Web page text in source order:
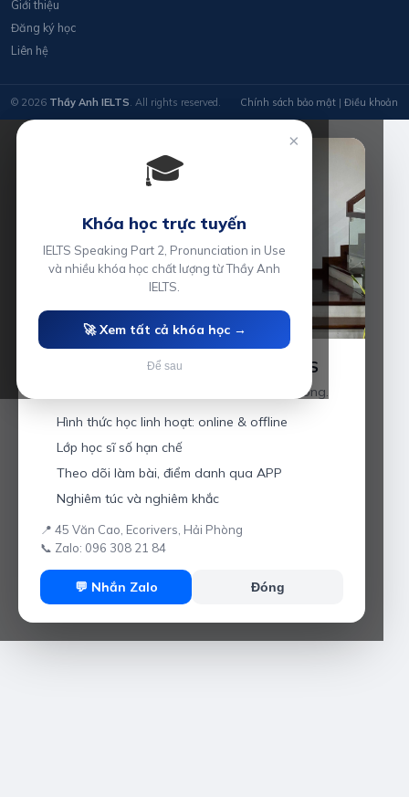
Giới thiệu
Đăng ký học
Liên hệ
© 2026 Thầy Anh IELTS. All rights reserved. Chính sách bảo mật | Điều khoản
Luyện thi IELTS cùng Thầy Anh IELTS
Giáo viên hơn 10 năm kinh nghiệm tại Hải Phòng.
Hình thức học linh hoạt: online & offline
Lớp học sĩ số hạn chế
Theo dõi làm bài, điểm danh qua APP
Nghiêm túc và nghiêm khắc
📍 45 Văn Cao, Ecorivers, Hải Phòng
📞 Zalo: 096 308 21 84
💬 Nhắn Zalo Đóng
×
🎓
Khóa học trực tuyến
IELTS Speaking Part 2, Pronunciation in Use
và nhiều khóa học chất lượng từ Thầy Anh
IELTS.
🚀 Xem tất cả khóa học →
Để sau